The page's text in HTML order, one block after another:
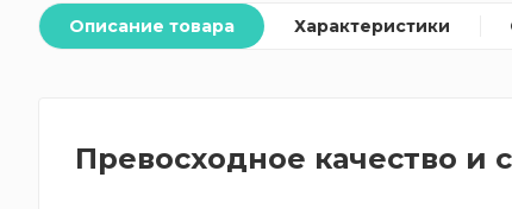
Описание товара Характеристики
Превосходное качество и